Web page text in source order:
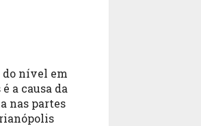
nível em
a causa da
nas partes